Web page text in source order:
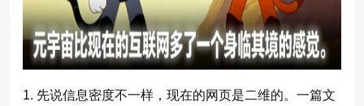
1. 先说信息密度不一样，现在的网页是二维的。一篇文